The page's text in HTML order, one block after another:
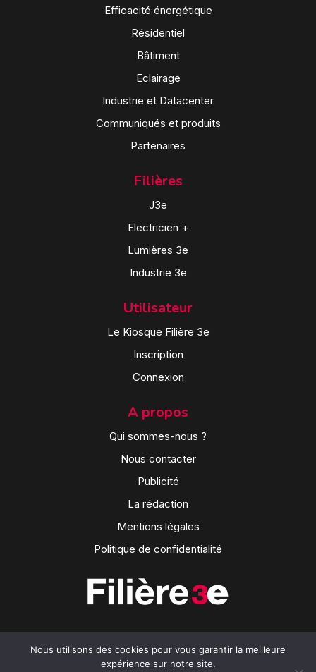
Efficacité énergétique
Résidentiel
Bâtiment
Eclairage
Industrie et Datacenter
Communiqués et produits
Partenaires
Filières
J3e
Electricien +
Lumières 3e
Industrie 3e
Utilisateur
Le Kiosque Filière 3e
Inscription
Connexion
A propos
Qui sommes-nous ?
Nous contacter
Publicité
La rédaction
Mentions légales
Politique de confidentialité
Nous utilisons des cookies pour vous garantir la meilleure
expérience sur notre site.